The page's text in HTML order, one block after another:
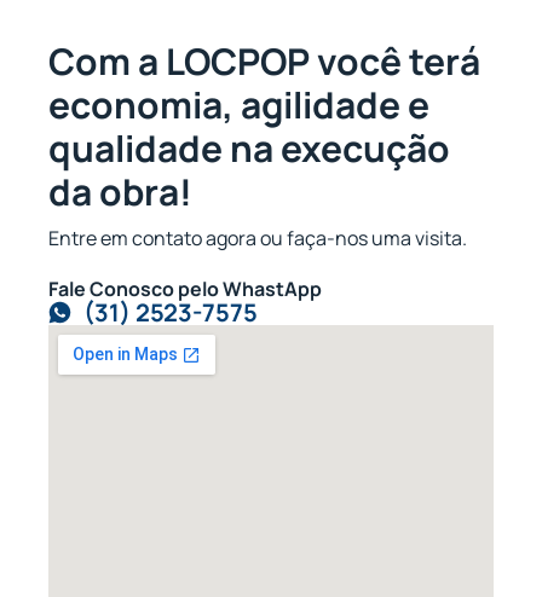
Com a LOCPOP você terá
economia, agilidade e
qualidade na execução
da obra!
Entre em contato agora ou faça-nos uma visita.
Fale Conosco pelo WhastApp
(31) 2523-7575